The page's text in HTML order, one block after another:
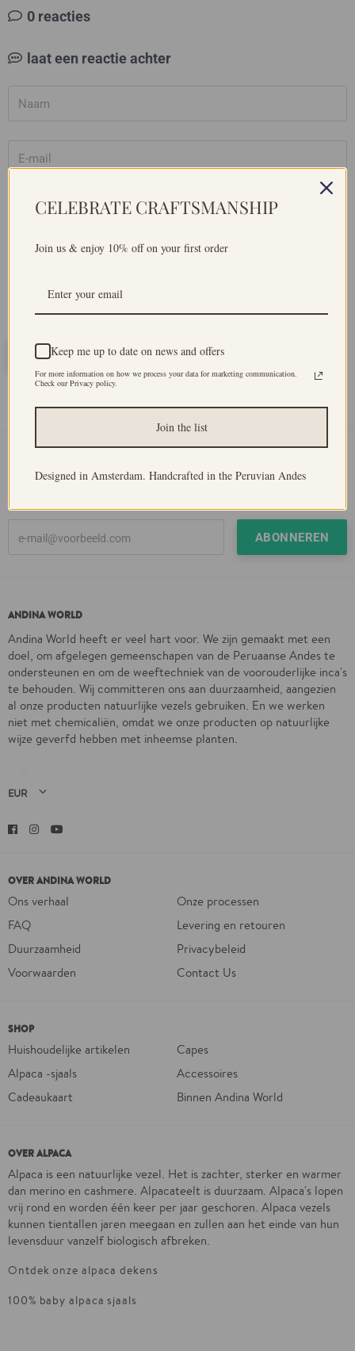
0 reacties
laat een reactie achter
mail
Bericht
. Meld je aan & geniet
ANDINA WORLD
Andina World heeft er veel hart voor. We zijn gemaakt met een
doel, om afgelegen gemeenschapen van de Peruaanse Andes te
ondersteunen en om de weeftechniek van de voorouderlijke inca's
te behouden. Wij committeren ons aan duurzaamheid, aangezien
al onze producten natuurlijke vezels gebruiken. En we werken
niet met chemicaliën, omdat we onze producten op natuurlijke
wijze geverfd hebben met inheemse planten.
Facebook
Instagram
OVER ANDINA WORLD
Ons verhaal
Onze processen
FAQ
Levering en retouren
Duurzaamheid
Privacybeleid
Voorwaarden
Contact Us
SHOP
Huishoudelijke artikelen
Capes
Alpaca -sjaals
Accessoires
Cadeaukaart
Binnen Andina World
OVER ALPACA
Alpaca is een natuurlijke vezel. Het is zachter, sterker en warmer
dan merino en cashmere. Alpacateelt is duurzaam. Alpaca's lopen
vrij rond en worden één keer per jaar geschoren. Alpaca vezels
kunnen tientallen jaren meegaan en zullen aan het einde van hun
levensduur vanzelf biologisch afbreken.
Ontdek onze alpaca dekens
100% baby alpaca sjaals
CELEBRATE CRAFTSMANSHIP
Join us & enjoy 10% off on your first order
Keep me up to date on news and offers
For more information on how we process your data for marketing communication.
Check our Privacy policy.
Join the list
Designed in Amsterdam. Handcrafted in the Peruvian Andes